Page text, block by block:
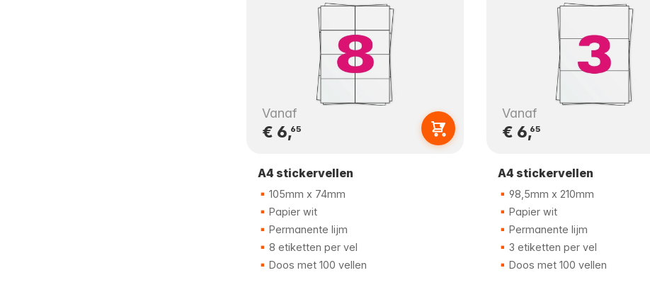
Vanaf
€ 6,65
A4 stickervellen
105mm x 74mm
Papier wit
Permanente lijm
8 etiketten per vel
Doos met 100 vellen
Vanaf
€ 6,65
A4 stickervellen
98,5mm x 210mm
Papier wit
Permanente lijm
3 etiketten per vel
Doos met 100 vellen